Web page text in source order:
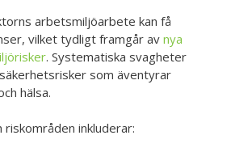
arbetsmiljöarbete kan få
vilket tydligt framgår av nya
. Systematiska svagheter
som äventyrar
hälsa.
riskområden inkluderar: